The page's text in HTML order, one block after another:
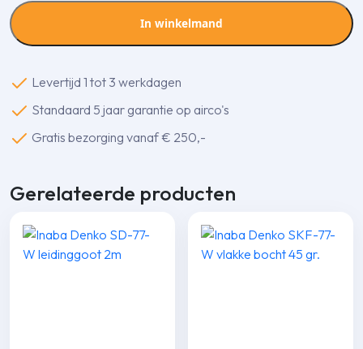
A
knik
Antraciet
aantal
In winkelmand
Levertijd 1 tot 3 werkdagen
Standaard 5 jaar garantie op airco's
Gratis bezorging vanaf € 250,-
Gerelateerde producten